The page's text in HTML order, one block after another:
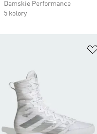
Damskie Performance
5 kolory